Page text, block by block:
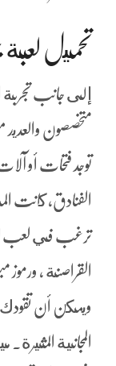
تحميل لعبة
إلى جانب تجربة
متخصصون
توجد فتحات أو
الفنادق، كانت
ترغب في لعب
ويمكن أن تقودك
المجانية